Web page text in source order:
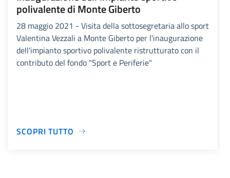
polivalente di Monte Giberto
28 maggio 2021 - Visita della sottosegretaria allo sport
Valentina Vezzali a Monte Giberto per l'inaugurazione
dell'impianto sportivo polivalente ristrutturato con il
contributo del fondo "Sport e Periferie"
SCOPRI TUTTO